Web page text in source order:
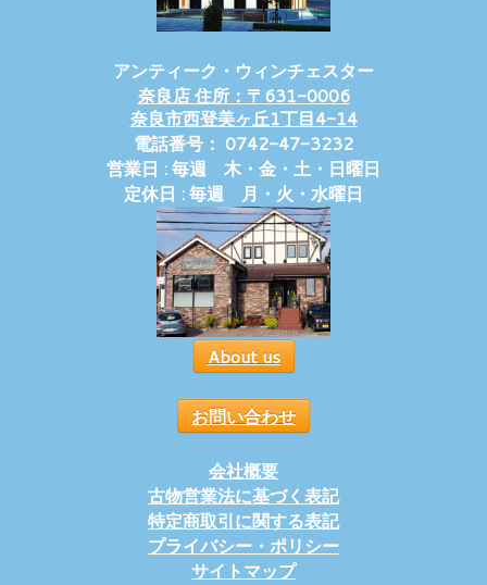
アンティーク・ウィンチェスター
奈良店 住所：〒631-0006
奈良市西登美ヶ丘1丁目4-14
電話番号： 0742-47-3232
営業日 : 毎週 木・金・土・日曜日
定休日 : 毎週 月・火・水曜日
About us
お問い合わせ
会社概要
古物営業法に基づく表記
特定商取引に関する表記
プライバシー・ポリシー
サイトマップ